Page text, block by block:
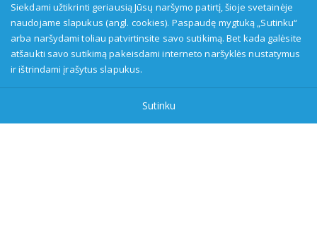
Transliuotojas: VšĮ Alytaus regioninė televizija, įmonės kodas:
149916583, adresas: Kranto g. 33, LT-62147 Alytus, priežiūros
www.etikoskomisija.lt. Informacija apie galimus pažeidimus gali
būti teikiama Lietuvos radijo ir televizijos komisijai (www.rtk.lt)
Siekdami užtikrinti geriausią Jūsų naršymo patirtį, šioje svetainėje
naudojame slapukus (angl. cookies). Paspaudę mygtuką „Sutinku“
arba naršydami toliau patvirtinsite savo sutikimą. Bet kada galėsite
atšaukti savo sutikimą pakeisdami interneto naršyklės nustatymus
ir ištrindami įrašytus slapukus.
Sutinku